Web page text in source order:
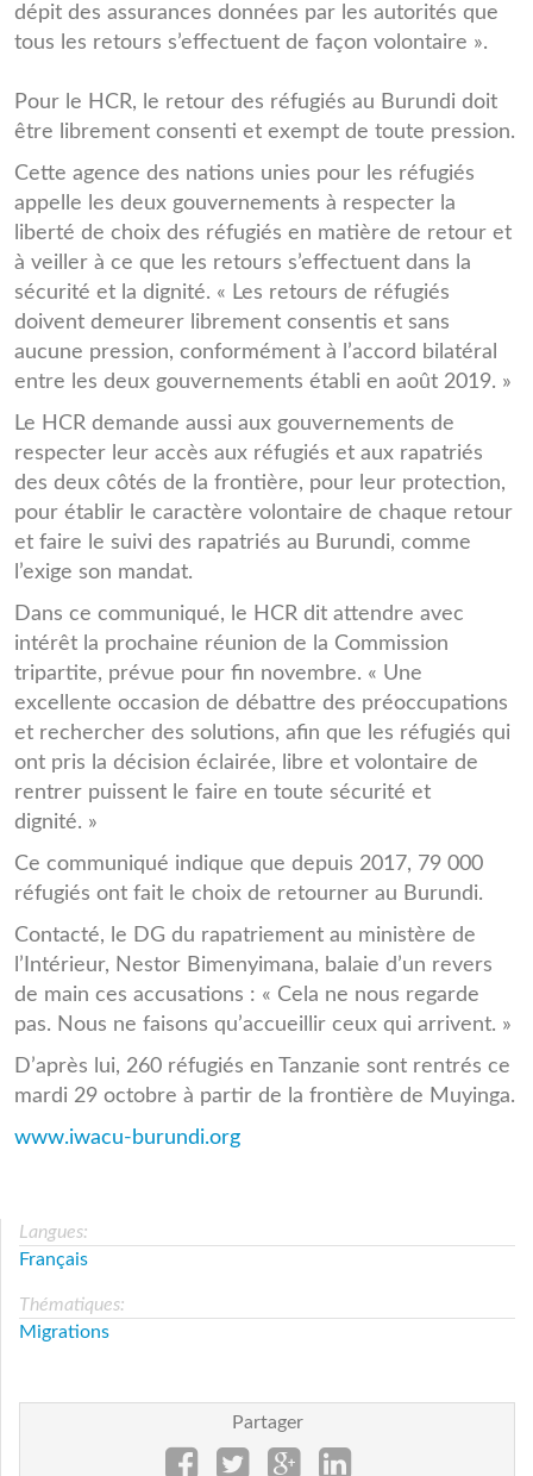
dépit des assurances données par les autorités que
tous les retours s’effectuent de façon volontaire ».
Pour le HCR, le retour des réfugiés au Burundi doit
être librement consenti et exempt de toute pression.
Cette agence des nations unies pour les réfugiés
appelle les deux gouvernements à respecter la
liberté de choix des réfugiés en matière de retour et
à veiller à ce que les retours s’effectuent dans la
sécurité et la dignité. « Les retours de réfugiés
doivent demeurer librement consentis et sans
aucune pression, conformément à l’accord bilatéral
entre les deux gouvernements établi en août 2019. »
Le HCR demande aussi aux gouvernements de
respecter leur accès aux réfugiés et aux rapatriés
des deux côtés de la frontière, pour leur protection,
pour établir le caractère volontaire de chaque retour
et faire le suivi des rapatriés au Burundi, comme
l’exige son mandat.
Dans ce communiqué, le HCR dit attendre avec
intérêt la prochaine réunion de la Commission
tripartite, prévue pour fin novembre. « Une
excellente occasion de débattre des préoccupations
et rechercher des solutions, afin que les réfugiés qui
ont pris la décision éclairée, libre et volontaire de
rentrer puissent le faire en toute sécurité et
dignité. »
Ce communiqué indique que depuis 2017, 79 000
réfugiés ont fait le choix de retourner au Burundi.
Contacté, le DG du rapatriement au ministère de
l’Intérieur, Nestor Bimenyimana, balaie d’un revers
de main ces accusations : « Cela ne nous regarde
pas. Nous ne faisons qu’accueillir ceux qui arrivent. »
D’après lui, 260 réfugiés en Tanzanie sont rentrés ce
mardi 29 octobre à partir de la frontière de Muyinga.
www.iwacu-burundi.org
Langues:
Français
Thématiques:
Migrations
Partager